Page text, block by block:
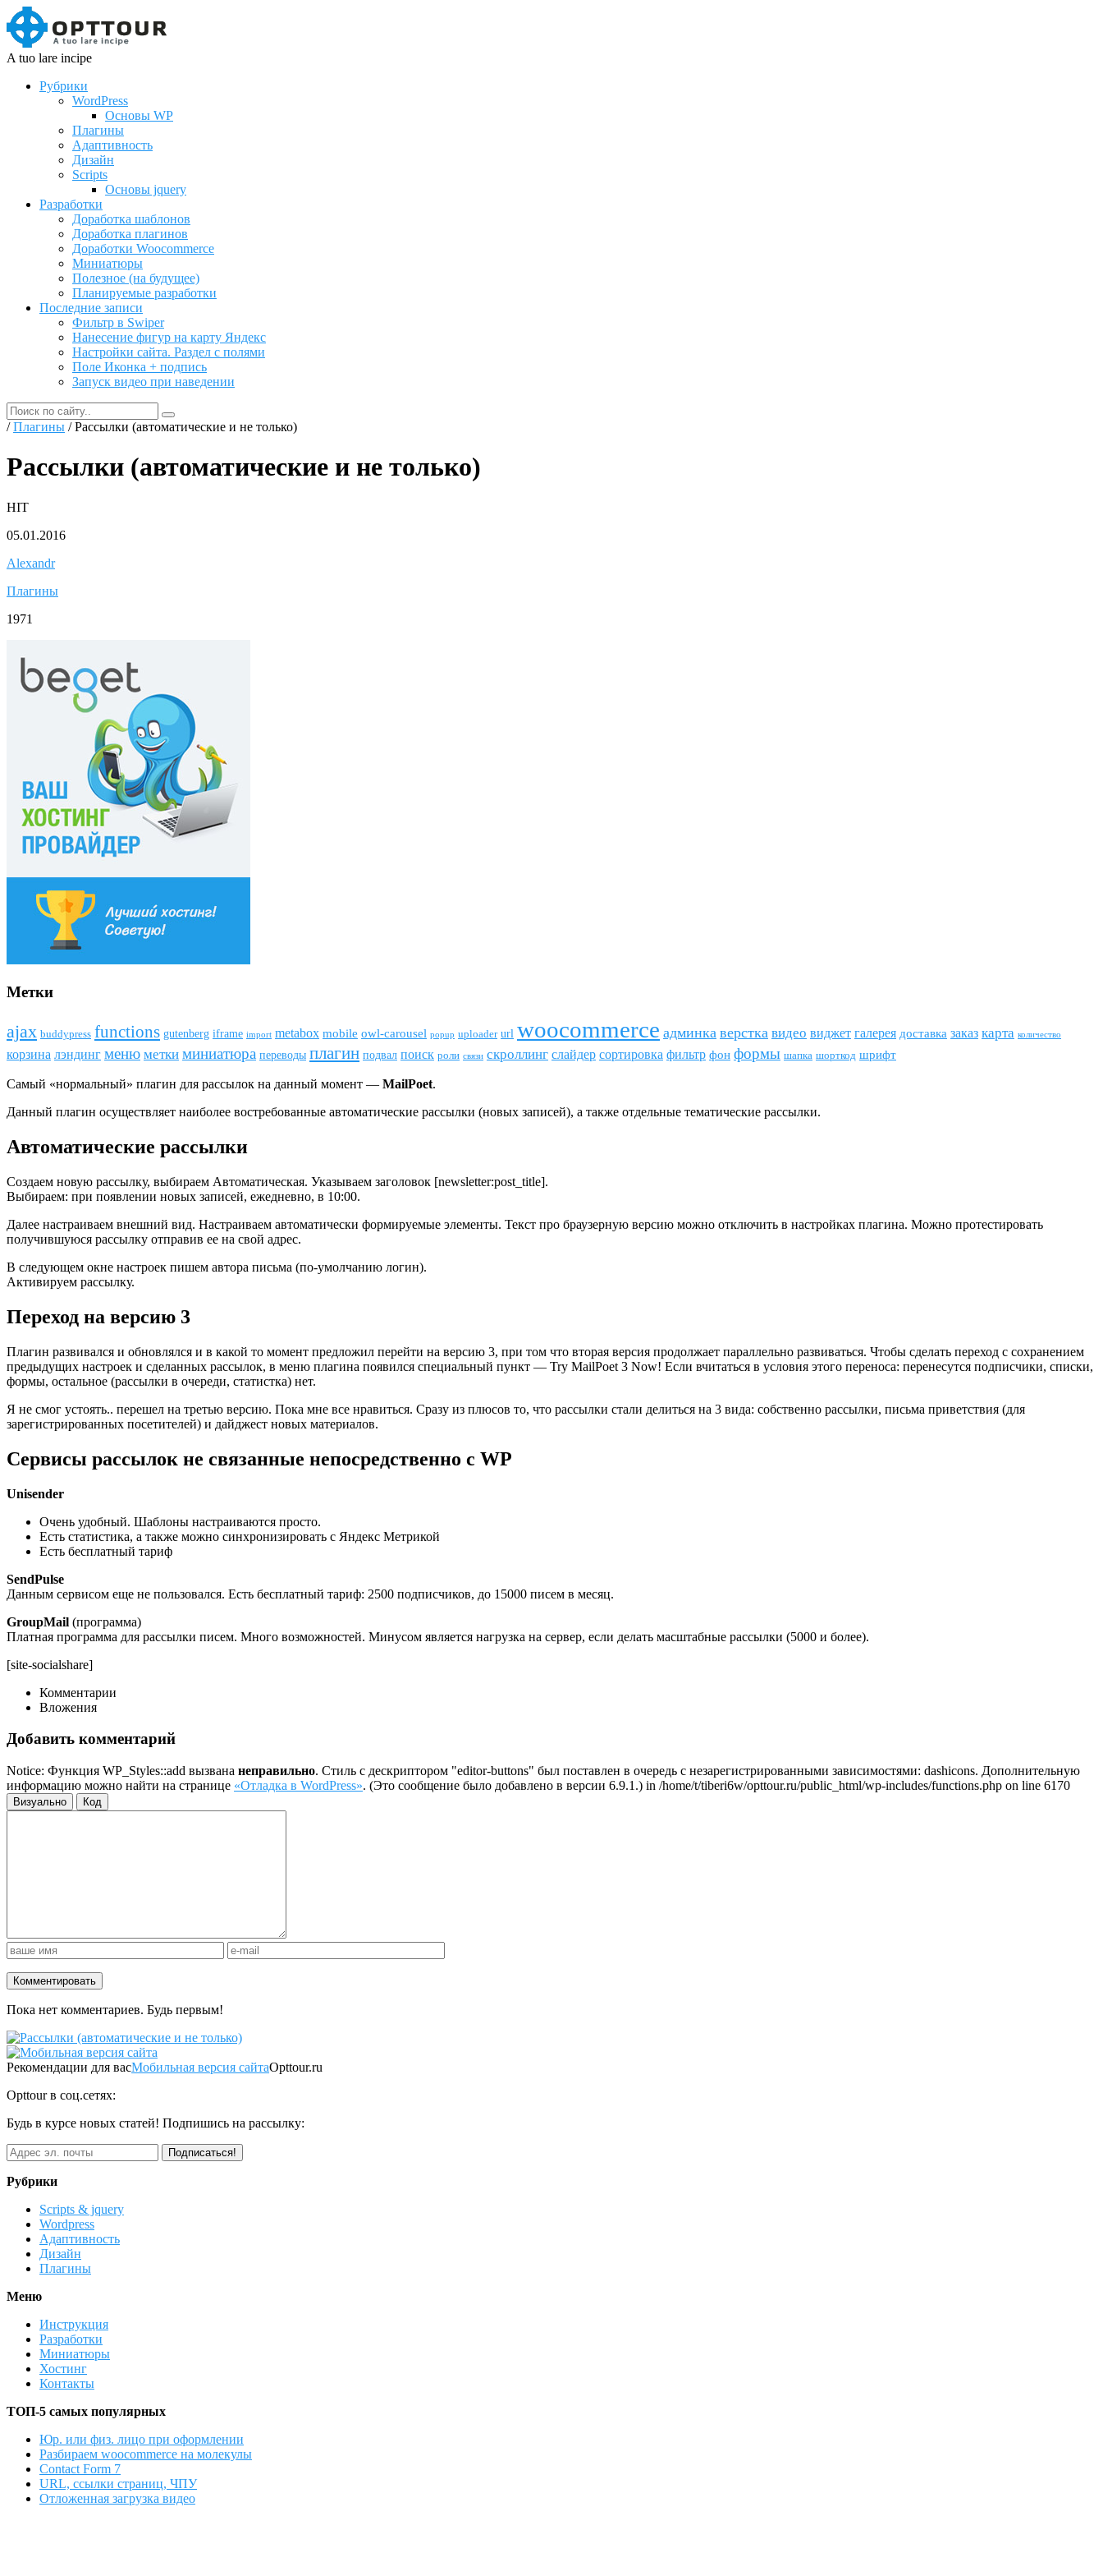
A tuo lare incipe
Рубрики
WordPress
Основы WP
Плагины
Адаптивность
Дизайн
Scripts
Основы jquery
Разработки
Доработка шаблонов
Доработка плагинов
Доработки Woocommerce
Миниатюры
Полезное (на будущее)
Планируемые разработки
Последние записи
Фильтр в Swiper
Нанесение фигур на карту Яндекс
Настройки сайта. Раздел с полями
Поле Иконка + подпись
Запуск видео при наведении
/Плагины / Рассылки (автоматические и не только)
Рассылки (автоматические и не только)
HIT
05.01.2016
Alexandr
Плагины
1971
Метки
ajax buddypress funсtions gutenberg iframe import metabox mobile owl-carousel popup uploader url woocommerce админка верстка видео виджет галерея доставка заказ карта количество
корзина лэндинг меню метки миниатюра переводы плагин подвал поиск роли связи скроллинг слайдер сортировка фильтр фон формы шапка шорткод шрифт
Самый «нормальный» плагин для рассылок на данный момент — MailPoet.
Данный плагин осуществляет наиболее востребованные автоматические рассылки (новых записей), а также отдельные тематические рассылки.
Автоматические рассылки
Создаем новую рассылку, выбираем Автоматическая. Указываем заголовок [newsletter:post_title].
Выбираем: при появлении новых записей, ежедневно, в 10:00.
Далее настраиваем внешний вид. Настраиваем автоматически формируемые элементы. Текст про браузерную версию можно отключить в настройках плагина. Можно протестировать
получившуюся рассылку отправив ее на свой адрес.
В следующем окне настроек пишем автора письма (по-умолчанию логин).
Активируем рассылку.
Переход на версию 3
Плагин развивался и обновлялся и в какой то момент предложил перейти на версию 3, при том что вторая версия продолжает параллельно развиваться. Чтобы сделать переход с сохранением
предыдущих настроек и сделанных рассылок, в меню плагина появился специальный пункт — Try MailPoet 3 Now! Если вчитаться в условия этого переноса: перенесутся подписчики, списки,
формы, остальное (рассылки в очереди, статистка) нет.
Я не смог устоять.. перешел на третью версию. Пока мне все нравиться. Сразу из плюсов то, что рассылки стали делиться на 3 вида: собственно рассылки, письма приветствия (для
зарегистрированных посетителей) и дайджест новых материалов.
Сервисы рассылок не связанные непосредственно с WP
Unisender
Очень удобный. Шаблоны настраиваются просто.
Есть статистика, а также можно синхронизировать с Яндекс Метрикой
Есть бесплатный тариф
SendPulse
Данным сервисом еще не пользовался. Есть бесплатный тариф: 2500 подписчиков, до 15000 писем в месяц.
GroupMail (программа)
Платная программа для рассылки писем. Много возможностей. Минусом является нагрузка на сервер, если делать масштабные рассылки (5000 и более).
[site-socialshare]
Комментарии
Вложения
Добавить комментарий
Notice: Функция WP_Styles::add вызвана неправильно. Стиль с дескриптором "editor-buttons" был поставлен в очередь с незарегистрированными зависимостями: dashicons. Дополнительную
информацию можно найти на странице «Отладка в WordPress». (Это сообщение было добавлено в версии 6.9.1.) in /home/t/tiberi6w/opttour.ru/public_html/wp-includes/functions.php on line 6170
Визуально Код
Пока нет комментариев. Будь первым!
Рекомендации для васМобильная версия сайтаOpttour.ru
Opttour в соц.сетях:
Будь в курсе новых статей! Подпишись на рассылку:
Рубрики
Scripts & jquery
Wordpress
Адаптивность
Дизайн
Плагины
Меню
Инструкция
Разработки
Миниатюры
Хостинг
Контакты
ТОП-5 самых популярных
Юр. или физ. лицо при оформлении
Разбираем woocommerce на молекулы
Contact Form 7
URL, ссылки страниц, ЧПУ
Отложенная загрузка видео